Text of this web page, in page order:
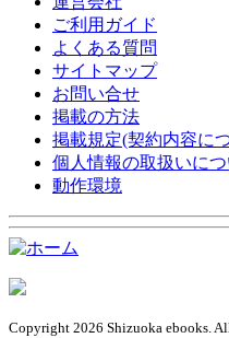
ご利用ガイド
よくある質問
サイトマップ
お問い合せ
掲載の方法
掲載規定(契約内容に
個人情報の取扱いにつ
動作環境
Copyright 2026 Shizuoka ebooks.